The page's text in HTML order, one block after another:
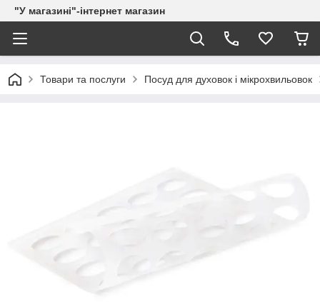
"У магазині"-інтернет магазин
Товари та послуги Посуд для духовок і мікрохвильовок